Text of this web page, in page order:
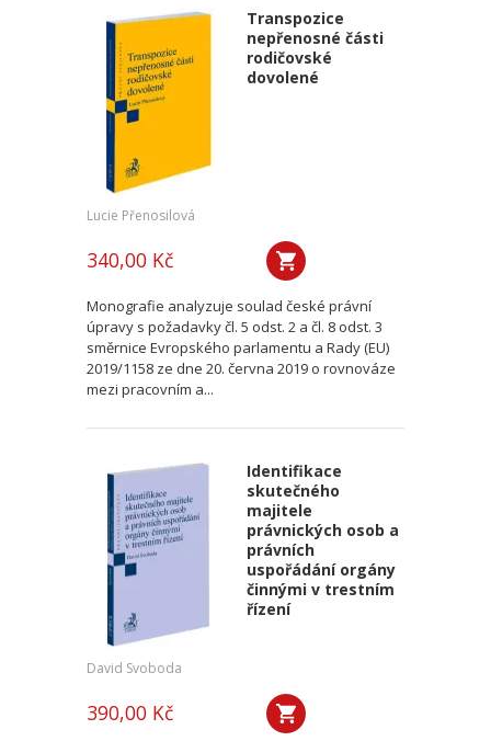
Transpozice
nepřenosné části
rodičovské
dovolené
Lucie Přenosilová
340,00 Kč
Monografie analyzuje soulad české právní
úpravy s požadavky čl. 5 odst. 2 a čl. 8 odst. 3
směrnice Evropského parlamentu a Rady (EU)
2019/1158 ze dne 20. června 2019 o rovnováze
mezi pracovním a...
Identifikace
skutečného
majitele
právnických osob a
právních
uspořádání orgány
činnými v trestním
řízení
David Svoboda
390,00 Kč